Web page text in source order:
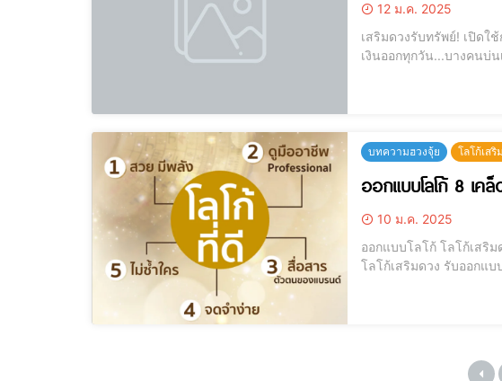
12 ม.ค. 2025
เสริมดวงรับทรัพย์! เปิดใช้กระเป๋าสตางค์ใหม่ ฤกษ์มง
เงินออกทุกวัน...บางคนบ่นเลยว่า "หาเท่าไหร่ก็ไม่
บทความฮวงจุ้ย โลโก้เสริ
ออกแบบโลโก้ 8 เค
10 ม.ค. 2025
ออกแบบโลโก้ โลโก้เสริมดวง ออกแบบโลโก้ ปังรับฮวงจุ้ย8 เคล็ดลับเสริมพลังธุรกิจ! [elementor-template
โลโก้เสริมดวง รับออกแบบโลโก้ โทร.0926154241 โดยอาจารย์เมย์ ซินแสฮวงจุ้ยแก้ดวง "โลโก้" คือหัวใจสำคัญของแบรนด์ เป็นมากกว่า